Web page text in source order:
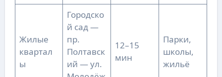
Жилые
квартал
ы
Городско
й сад —
пр.
Полтавск
ий — ул.
12–15
мин
Парки,
школы,
жильё